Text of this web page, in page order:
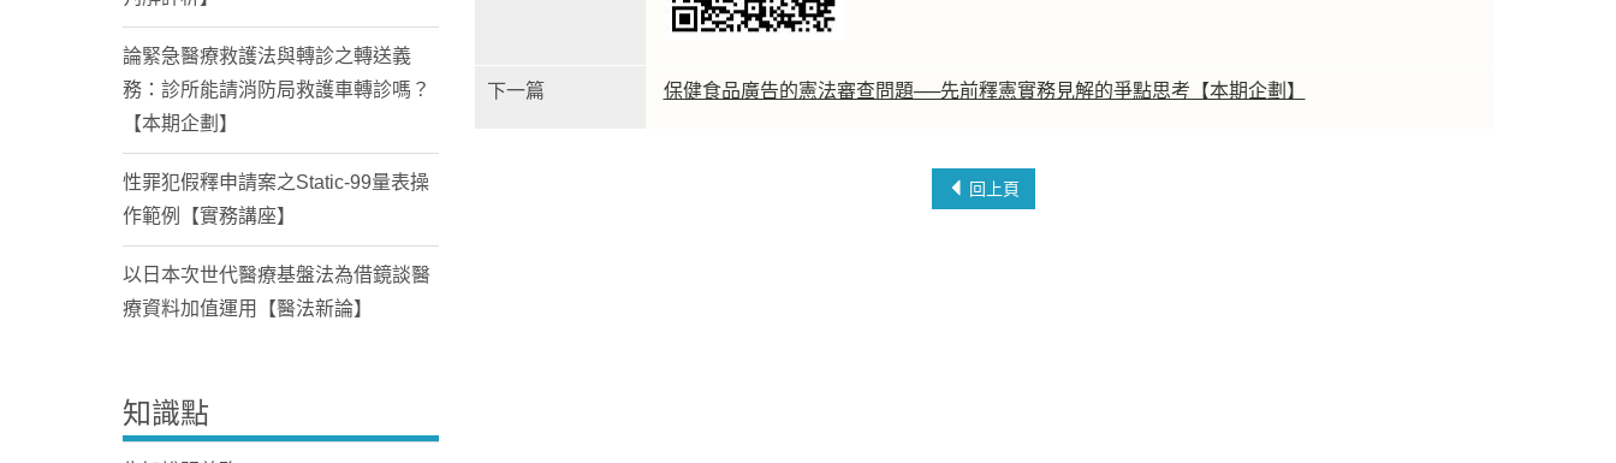
下一篇 保健食品廣告的憲法審查問題──先前釋憲實務見解的爭點思考【本期企劃】
回上頁
論緊急醫療救護法與轉診之轉送義
務：診所能請消防局救護車轉診嗎？
【本期企劃】
性罪犯假釋申請案之Static-99量表操
作範例【實務講座】
以日本次世代醫療基盤法為借鏡談醫
療資料加值運用【醫法新論】
知識點